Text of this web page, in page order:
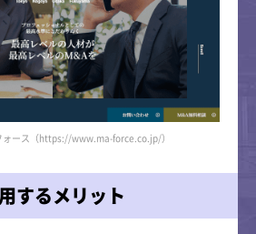
ォース（https://www.ma-force.co.jp/）
するメリット